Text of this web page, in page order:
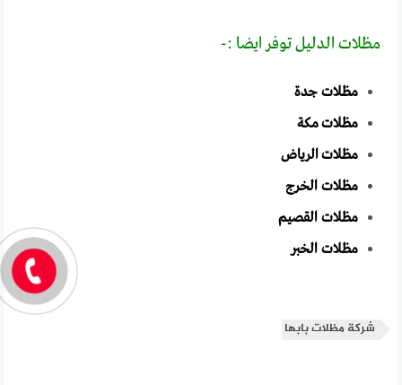
مظلات الدليل توفر ايضا :-
مظلات جدة
مظلات مكة
مظلات الرياض
مظلات الخرج
مظلات القصيم
مظلات الخبر
شركة مظلات بابها